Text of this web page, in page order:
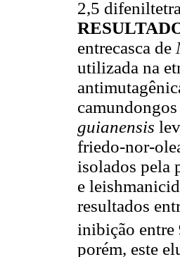
2,5
entrecasca de
utilizada na
guianensis
friedo-nor-
isolados pela
e
resultados
inibição entre
porém, este